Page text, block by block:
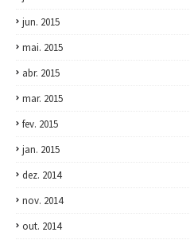
jun. 2015
mai. 2015
abr. 2015
mar. 2015
fev. 2015
jan. 2015
dez. 2014
nov. 2014
out. 2014